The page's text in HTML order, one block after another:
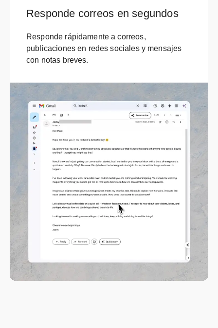
Responde correos en segundos
Responde rápidamente a correos,
publicaciones en redes sociales y mensajes
con notas breves.